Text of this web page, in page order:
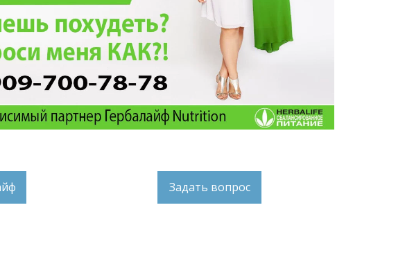
Задать вопрос